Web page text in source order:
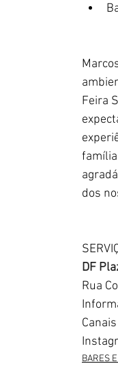
Feira
dos
DF
Rua
BARES